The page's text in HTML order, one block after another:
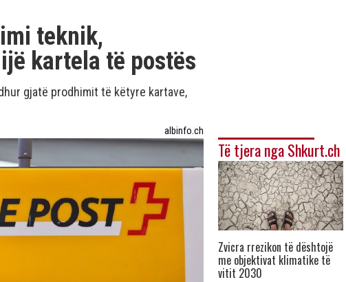
teknik,
kartela të postës
gjatë prodhimit të këtyre kartave,
albinfo.ch
Të tjera nga Shkurt.ch
Zvicra rrezikon të dështojë
me objektivat klimatike të
vitit 2030